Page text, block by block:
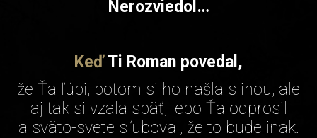
Nerozviedol…
KeďTi Roman povedal,
že Ťa ľúbi, potom si ho našla s inou, ale
aj tak si vzala späť, lebo Ťa odprosil
a sväto-svete sľuboval, že to bude inak.